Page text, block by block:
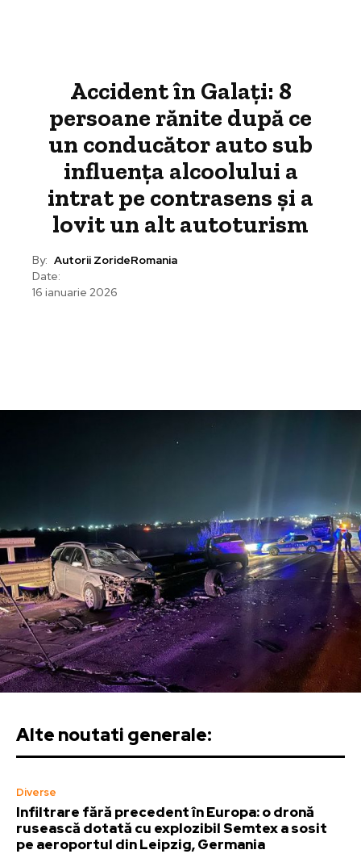
Accident în Galați: 8
persoane rănite după ce
un conducător auto sub
influența alcoolului a
intrat pe contrasens și a
lovit un alt autoturism
By: Autorii ZorideRomania
Date:
16 ianuarie 2026
Alte noutati generale:
Diverse
Infiltrare fără precedent în Europa: o dronă
rusească dotată cu explozibil Semtex a sosit
pe aeroportul din Leipzig, Germania